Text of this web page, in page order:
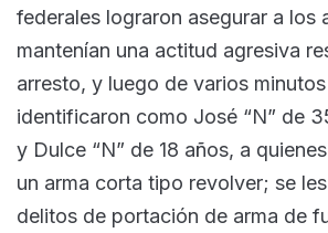
federales lograron asegurar a los
mantenían una actitud agresiva
arresto, y luego de varios
identificaron como José “N” de
y Dulce “N” de 18 años, a
un arma corta tipo revolver; se
delitos de portación de arma de